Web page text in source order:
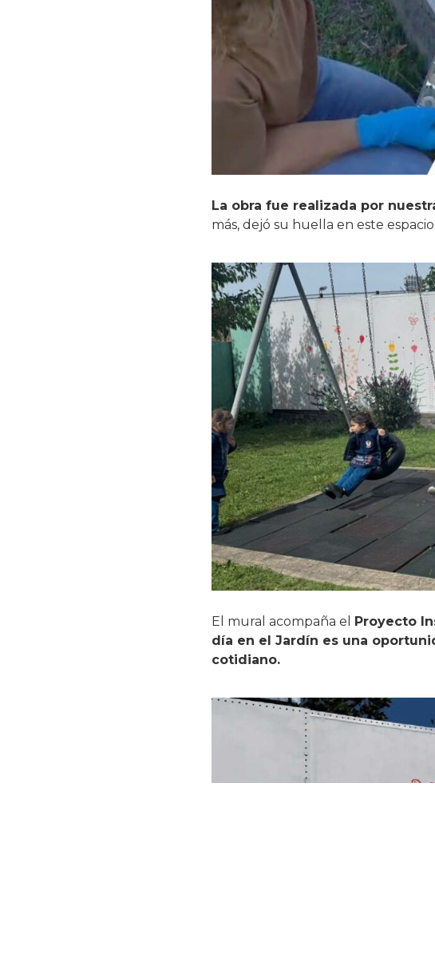
La obra fue realizada por
más, dejó su huella en este
El mural acompaña el Proyecto
día en el Jardín es una
cotidiano.